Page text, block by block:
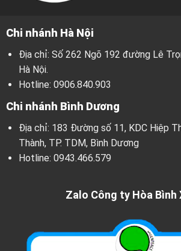
Chi nhánh Hà Nội
Địa chỉ: Số 262 Ngõ 192 đường Lê
Hà Nội.
Hotline: 0906.840.903
Chi nhánh Bình Dương
Địa chỉ: 183 Đường số 11, KDC Hiệp
Thành, TP. TDM, Bình Dương
Hotline: 0943.466.579
Zalo Công ty Hòa Bình